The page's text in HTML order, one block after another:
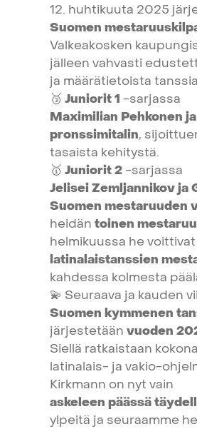
12. huhtikuuta 2025
Suomen
Valkeakosken
jälleen vahvasti
ja määrätietoista tanssia
🥉 Juniorit1 -sarjassa
Maximilian Pehkonen ja
pronssimitalin,
tasaista kehitystä.
🥇 Juniorit2 -sarjassa
JeliseiZemljannikovja
Suomen mestaruuden
heidän toinen
helmikuussa hevoittivat
latinalaistanssien
kahdessa kolmesta
💫 Seuraava ja kauden
Suomen kymmenen
järjestetään vuoden
Siellä ratkaistaan
latinalais- ja vakio-
Kirkmann on nyt vain
askeleen päässä
ylpeitä ja seuraamme